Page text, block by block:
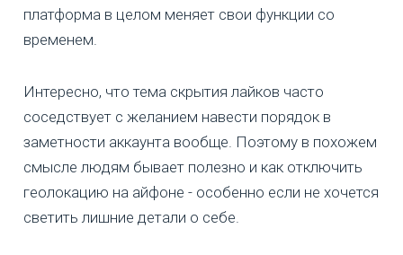
платформа в целом меняет свои функции со
временем.
Интересно, что тема скрытия лайков часто
соседствует с желанием навести порядок в
заметности аккаунта вообще. Поэтому в похожем
смысле людям бывает полезно и как отключить
геолокацию на айфоне - особенно если не хочется
светить лишние детали о себе.